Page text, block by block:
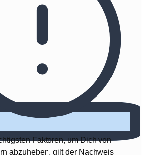
Faktoren, um Dich von
abzuheben, gilt der Nachweis